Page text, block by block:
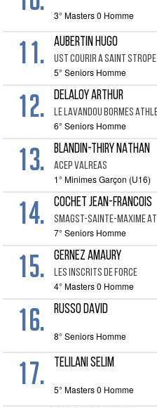
3° Masters 0 Homme
11. AUBERTIN HUGO
UST COURIR A SAINT
5° Seniors Homme
12. DELALOY ARTHUR
LE LAVANDOU BORMES
6° Seniors Homme
13. BLANDIN-THIRY NATHAN
ACEP VALREAS
1° Minimes Garçon (U16)
14. COCHET JEAN-FRANCOIS
SMAGST-SAINTE-MAXIME
7° Seniors Homme
15. GERNEZ AMAURY
LES INSCRITS DE FORCE
4° Masters 0 Homme
16. RUSSO DAVID
8° Seniors Homme
17. TELILANI SELIM
5° Masters 0 Homme